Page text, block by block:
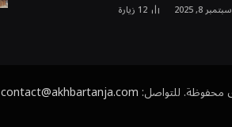
سبتمبر 8, 2025 12 زيارة
contact@akhbartanja.com